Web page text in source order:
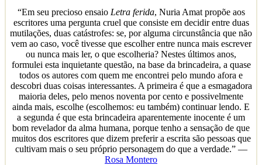
“Em seu precioso ensaio Letra ferida, Nuria Amat propõe aos
escritores uma pergunta cruel que consiste em decidir entre duas
mutilações, duas catástrofes: se, por alguma circunstância que não
vem ao caso, você tivesse que escolher entre nunca mais escrever
ou nunca mais ler, o que escolheria? Nestes últimos anos,
formulei esta inquietante questão, na base da brincadeira, a quase
todos os autores com quem me encontrei pelo mundo afora e
descobri duas coisas interessantes. A primeira é que a esmagadora
maioria deles, pelo menos noventa por cento e possivelmente
ainda mais, escolhe (escolhemos: eu também) continuar lendo. E
a segunda é que esta brincadeira aparentemente inocente é um
bom revelador da alma humana, porque tenho a sensação de que
muitos dos escritores que dizem preferir a escrita são pessoas que
cultivam mais o seu próprio personagem do que a verdade.” —
Rosa Montero